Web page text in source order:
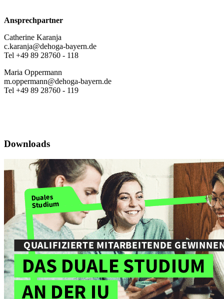
Ansprechpartner
Catherine Karanja
c.karanja@dehoga-bayern.de
Tel +49 89 28760 - 118
Maria Oppermann
m.oppermann@dehoga-bayern.de
Tel +49 89 28760 - 119
Downloads